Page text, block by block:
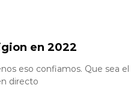
en 2022
eso confiamos. Que sea el
directo